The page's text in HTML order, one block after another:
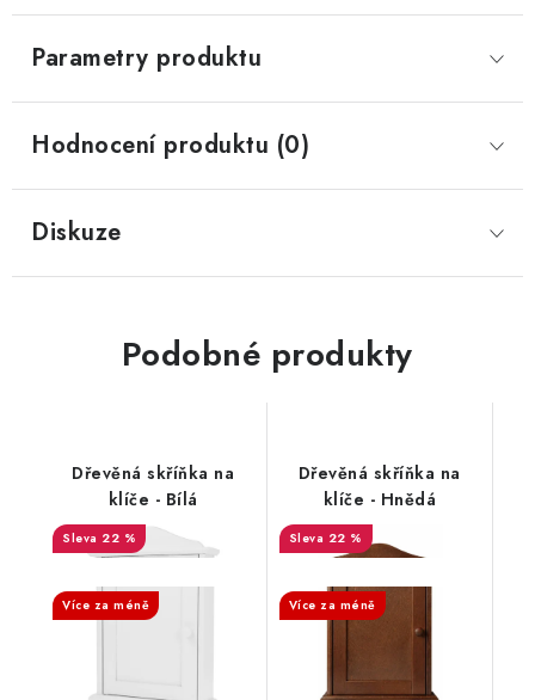
Parametry produktu
Hodnocení produktu (0)
Diskuze
Podobné produkty
Dřevěná skříňka na
klíče - Bílá
22 %
Více za méně
Dřevěná skříňka na
klíče - Hnědá
22 %
Více za méně